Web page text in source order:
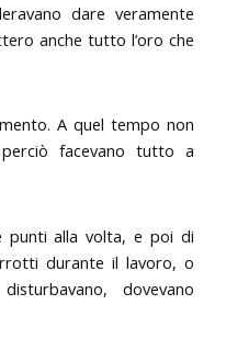
dare veramente
anche tutto l’oro che
A quel tempo non
perciò facevano tutto a
punti alla volta, e poi di
durante il lavoro, o
dovevano